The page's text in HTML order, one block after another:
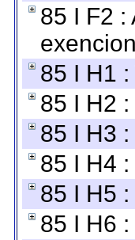
85 I F2 :
85 I H1
85 I H2
85 I H3
85 I H4
85 I H5
85 I H6